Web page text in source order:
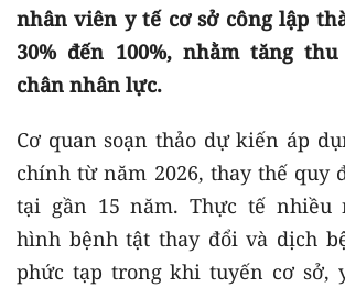
nhân viên y tế cơ sở công lập
30% đến 100%, nhằm tăng
chân nhân lực.
Cơ quan soạn thảo dự kiến áp
chính từ năm 2026, thay thế quy
tại gần 15 năm. Thực tế nhiều
hình bệnh tật thay đổi và dịch
phức tạp trong khi tuyến cơ sở,